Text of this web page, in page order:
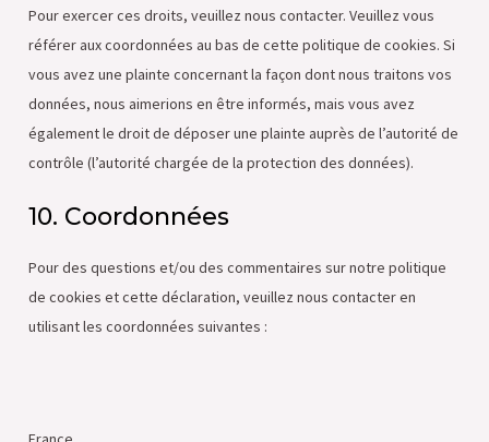
Pour exercer ces droits, veuillez nous contacter. Veuillez vous
référer aux coordonnées au bas de cette politique de cookies. Si
vous avez une plainte concernant la façon dont nous traitons vos
données, nous aimerions en être informés, mais vous avez
également le droit de déposer une plainte auprès de l’autorité de
contrôle (l’autorité chargée de la protection des données).
10. Coordonnées
Pour des questions et/ou des commentaires sur notre politique
de cookies et cette déclaration, veuillez nous contacter en
utilisant les coordonnées suivantes :